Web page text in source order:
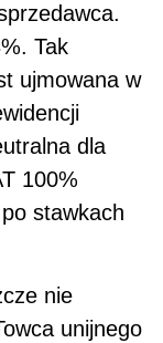
Tak
ujmowana w
dla
100%
stawkach
nie
unijnego